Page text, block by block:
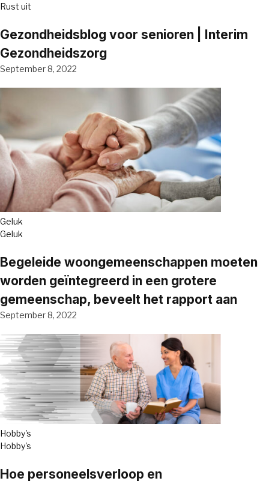
Rust uit
Gezondheidsblog voor senioren | Interim
Gezondheidszorg
September 8, 2022
Geluk
Geluk
Begeleide woongemeenschappen moeten
worden geïntegreerd in een grotere
gemeenschap, beveelt het rapport aan
September 8, 2022
Hobby's
Hobby's
Hoe personeelsverloop en